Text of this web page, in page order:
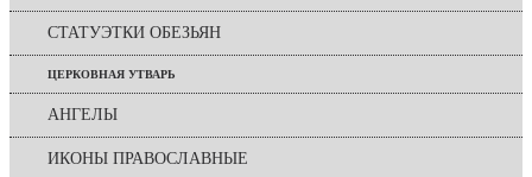
СТАТУЭТКИ ОБЕЗЬЯН
ЦЕРКОВНАЯ УТВАРЬ
АНГЕЛЫ
ИКОНЫ ПРАВОСЛАВНЫЕ